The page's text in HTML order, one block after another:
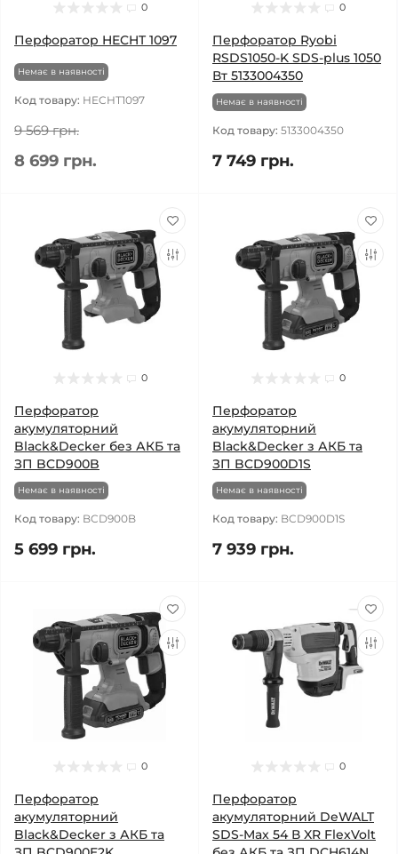
0
Перфоратор HECHT 1097
Немає в наявності
Код товару: HECHT1097
9 569 грн.
8 699 грн.
0
Перфоратор Ryobi
RSDS1050-K SDS-plus 1050
Вт 5133004350
Немає в наявності
Код товару: 5133004350
7 749 грн.
0
Перфоратор
акумуляторний
Black&Decker без АКБ та
ЗП BCD900B
Немає в наявності
Код товару: BCD900B
5 699 грн.
0
Перфоратор
акумуляторний
Black&Decker з АКБ та
ЗП BCD900D1S
Немає в наявності
Код товару: BCD900D1S
7 939 грн.
0
Перфоратор
акумуляторний
Black&Decker з АКБ та
0
Перфоратор
акумуляторний DeWALT
SDS-Max 54 В XR FlexVolt